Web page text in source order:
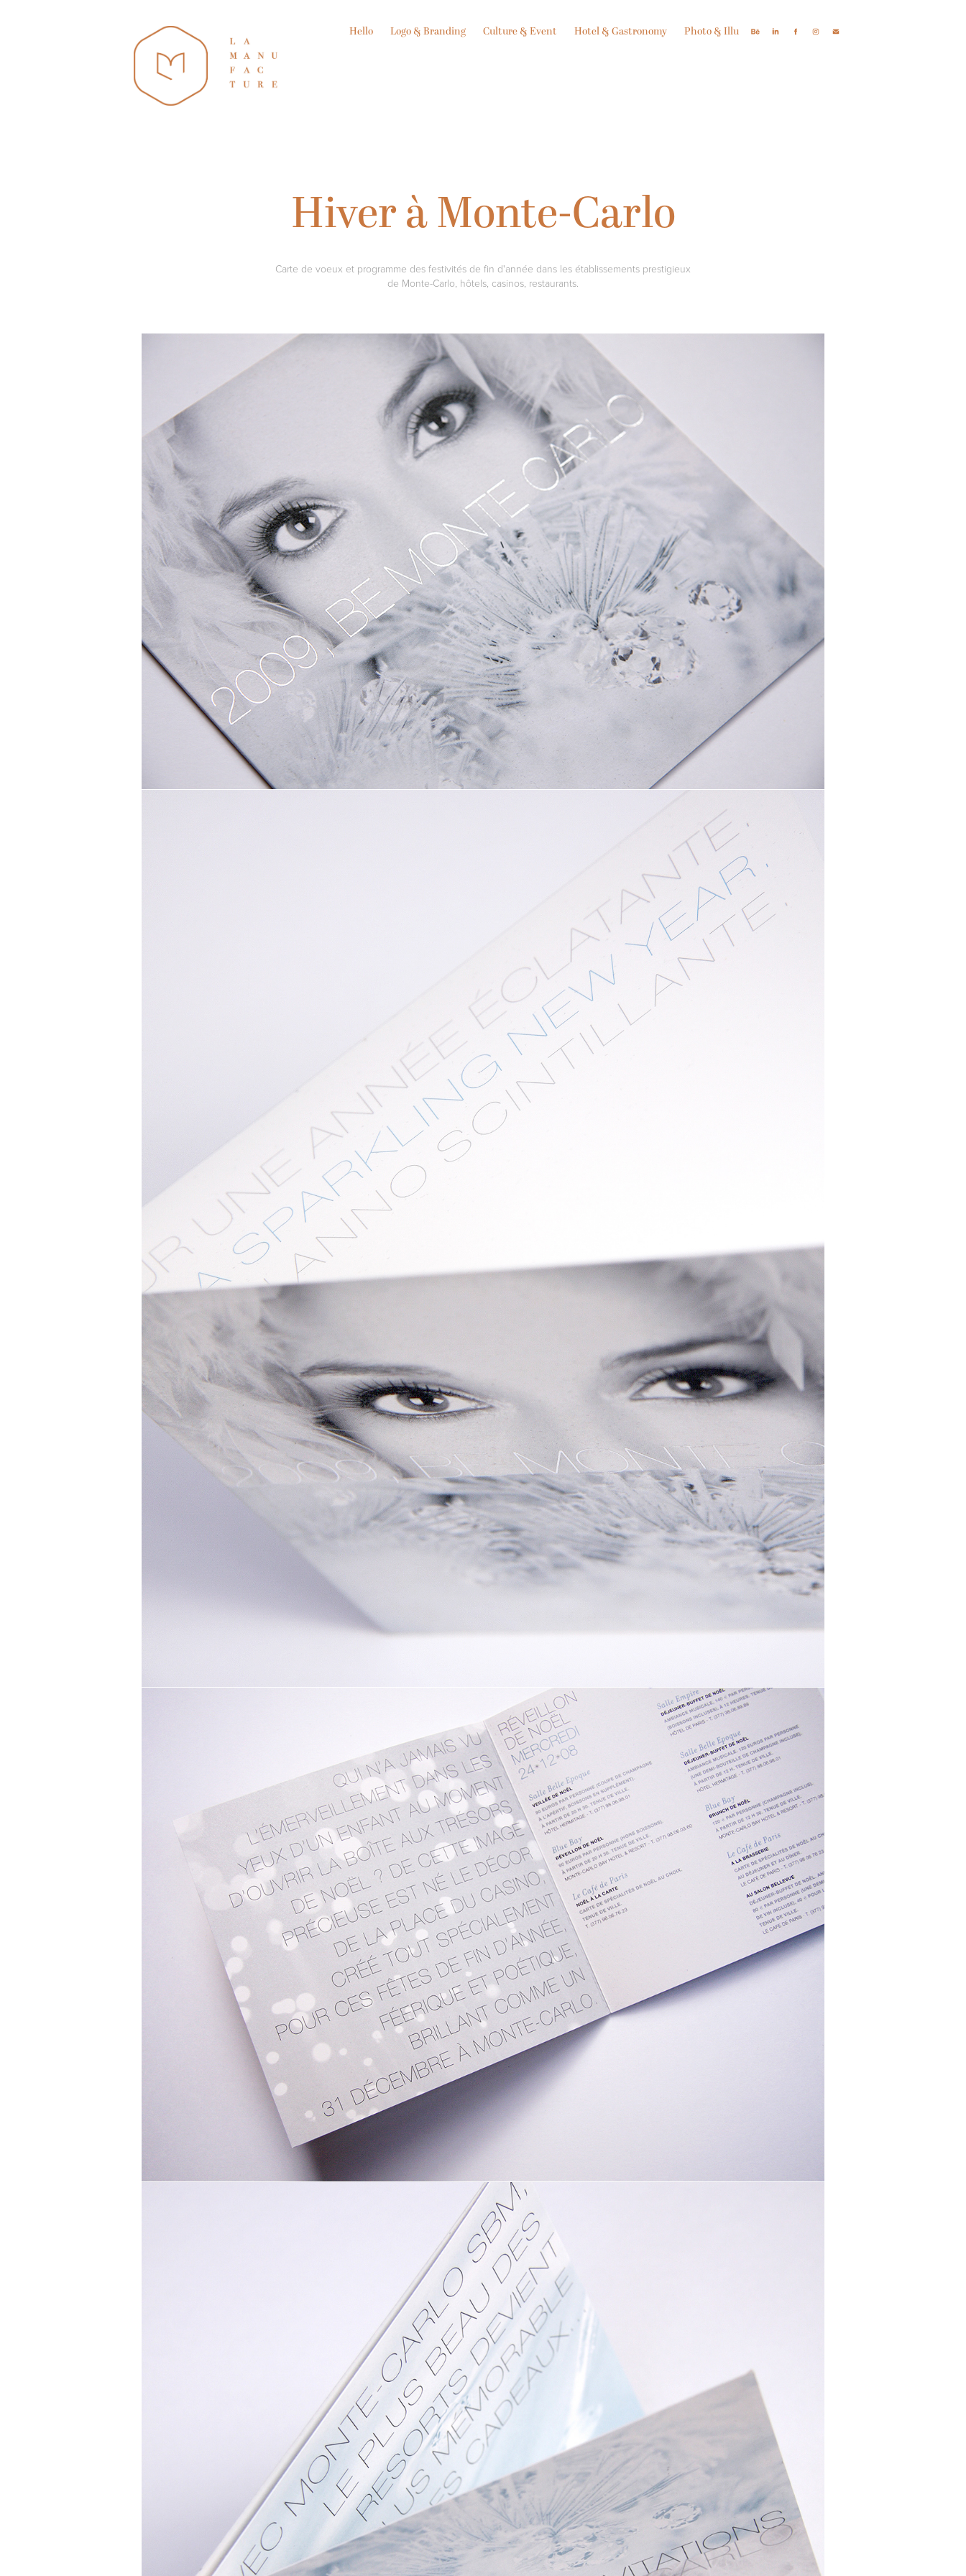
Hello Logo & Branding Culture & Event Hotel & Gastronomy Photo & Illu
Hiver à Monte-Carlo
Carte de voeux et programme des festivités de fin d'année dans les établissements prestigieux
de Monte-Carlo, hôtels, casinos, restaurants.